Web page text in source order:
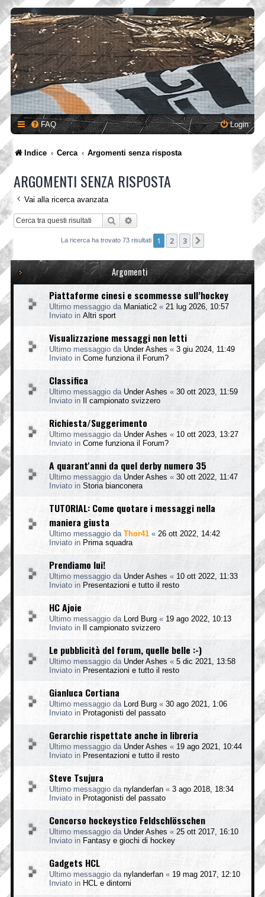
FAQ Login
Indice Cerca Argomenti senza risposta
ARGOMENTI SENZA RISPOSTA
Vai alla ricerca avanzata
Cerca
La ricerca ha trovato 73 risultati 1 2 3
Argomenti
Piattaforme cinesi e scommesse sull’hockey
Ultimo messaggio da Maniatic2 « 21 lug 2026, 10:57
Inviato in Altri sport
Visualizzazione messaggi non letti
Ultimo messaggio da Under Ashes « 3 giu 2024, 11:49
Inviato in Come funziona il Forum?
Classifica
Ultimo messaggio da Under Ashes « 30 ott 2023, 11:59
Inviato in
Il campionato svizzero
Richiesta/Suggerimento
Ultimo messaggio da Under Ashes « 10 ott 2023, 13:27
Inviato in Come funziona il Forum?
A quarant'anni da quel derby numero 35
Ultimo messaggio da Under Ashes « 30 ott 2022, 11:47
Inviato in Storia bianconera
TUTORIAL: Come quotare i messaggi nella
maniera giusta
Ultimo messaggio da Thor41 « 26 ott 2022, 14:42
Inviato in Prima squadra
Prendiamo lui!
Ultimo messaggio da Under Ashes « 10 ott 2022, 11:33
Inviato in Presentazioni e tutto il resto
HC Ajoie
Ultimo messaggio da Lord Burg « 19 ago 2022, 10:13
Inviato in
Il campionato svizzero
Le pubblicità del forum, quelle belle :-)
Ultimo messaggio da Under Ashes « 5 dic 2021, 13:58
Inviato in Presentazioni e tutto il resto
Gianluca Cortiana
Ultimo messaggio da Lord Burg « 30 ago 2021, 1:06
Inviato in Protagonisti del passato
Gerarchie rispettate anche in libreria
Ultimo messaggio da Under Ashes « 19 ago 2021, 10:44
Inviato in Presentazioni e tutto il resto
Steve Tsujura
Ultimo messaggio da nylanderfan « 3 ago 2018, 18:34
Inviato in Protagonisti del passato
Concorso hockeystico Feldschlösschen
Ultimo messaggio da Under Ashes « 25 ott 2017, 16:10
Inviato in Fantasy e giochi di hockey
Gadgets HCL
Ultimo messaggio da nylanderfan « 19 mag 2017, 12:10
Inviato in HCL e dintorni